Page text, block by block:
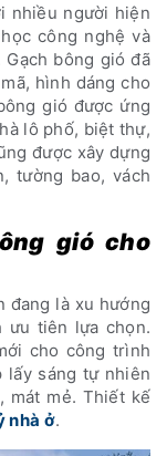
nhiều người hiện
công nghệ và
bông gió đã
hình dáng cho
gió được ứng
lô phố, biệt thự,
được xây dựng
tường bao, vách
gió cho
đang là xu hướng
ưu tiên lựa chọn.
cho công trình
sáng tự nhiên
mát mẻ. Thiết kế
nhà ở.